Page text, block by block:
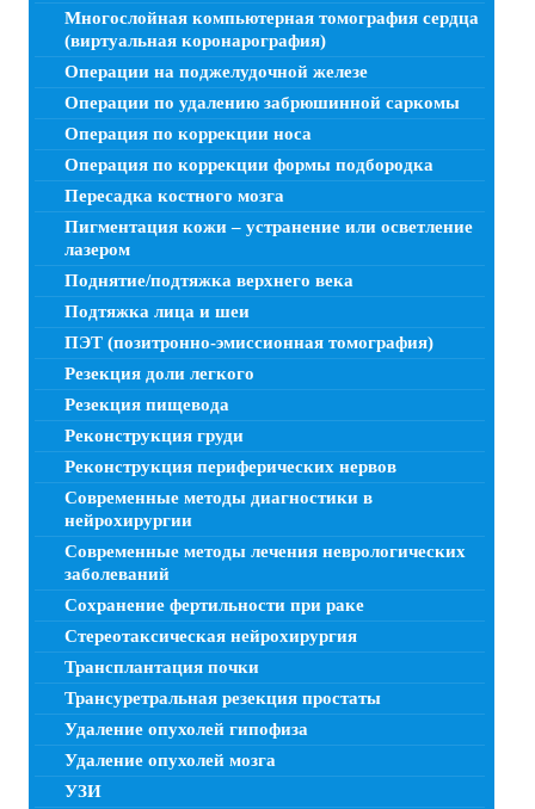
Многослойная компьютерная томография сердца
(виртуальная коронарография)
Операции на поджелудочной железе
Операции по удалению забрюшинной саркомы
Операция по коррекции носа
Операция по коррекции формы подбородка
Пересадка костного мозга
Пигментация кожи – устранение или осветление
лазером
Поднятие/подтяжка верхнего века
Подтяжка лица и шеи
ПЭТ (позитронно-эмиссионная томография)
Резекция доли легкого
Резекция пищевода
Реконструкция груди
Реконструкция периферических нервов
Современные методы диагностики в
нейрохирургии
Современные методы лечения неврологических
заболеваний
Сохранение фертильности при раке
Стереотаксическая нейрохирургия
Трансплантация почки
Трансуретральная резекция простаты
Удаление опухолей гипофиза
Удаление опухолей мозга
УЗИ